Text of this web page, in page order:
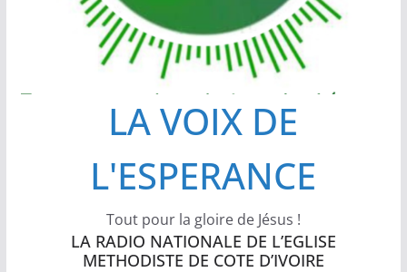
LA VOIX DE
L'ESPERANCE
Tout pour la gloire de Jésus !
LA RADIO NATIONALE DE L’EGLISE
METHODISTE DE COTE D’IVOIRE